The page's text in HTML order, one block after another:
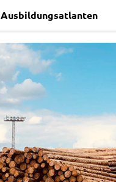
Ausbildungsatlanten